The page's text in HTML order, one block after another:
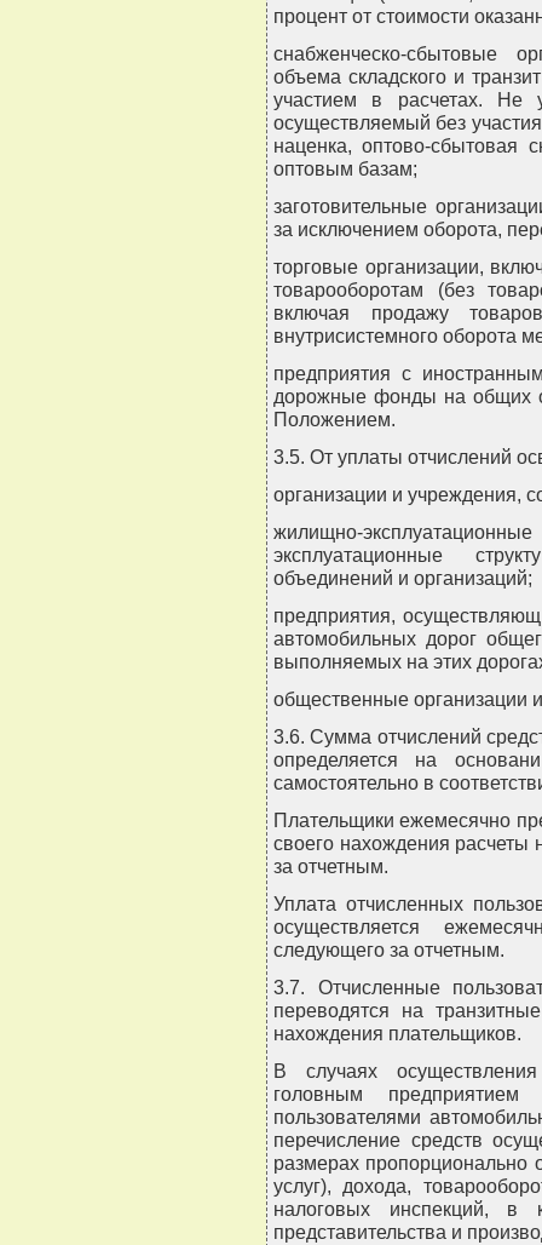
процент от стоимости
снабженческо-сбытовые
объема складского и
участием в расчетах. Не
осуществляемый без
наценка, оптово-сбытовая
оптовым базам;
заготовительные
за исключением оборота,
торговые организации,
товарооборотам (без
включая продажу
внутрисистемного оборота
предприятия с
дорожные фонды на общих
Положением.
3.5. От уплаты отчислений
организации и учреждения,
жилищно-
эксплуатационные
объединений и организаций;
предприятия,
автомобильных дорог
выполняемых на этих
общественные организации
3.6. Сумма отчислений
определяется на
самостоятельно в
Плательщики ежемесячно
своего нахождения расчеты
за отчетным.
Уплата отчисленных
осуществляется
следующего за отчетным.
3.7. Отчисленные
переводятся на
нахождения плательщиков.
В случаях
головным
пользователями
перечисление средств
размерах пропорционально
услуг), дохода,
налоговых инспекций, в
представительства и